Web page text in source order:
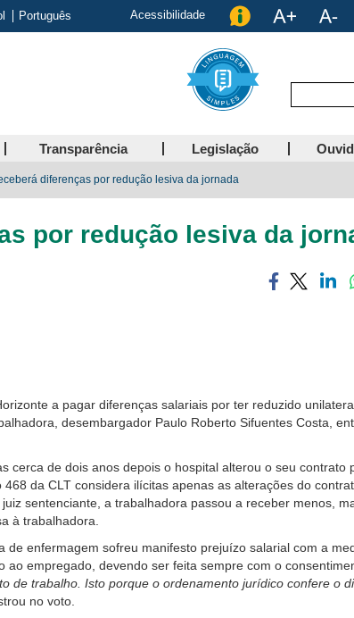
Acessibilidade
Português
Transparência Legislação
diferenças por redução lesiva da jornada
por redução lesiva da
a pagar diferenças salariais por ter reduzido
desembargador Paulo Roberto Sifuentes Costa,
de dois anos depois o hospital alterou o seu contrato
da CLT considera ilícitas apenas as alterações do
sentenciante, a trabalhadora passou a receber menos,
à trabalhadora.
enfermagem sofreu manifesto prejuízo salarial com a
empregado, devendo ser feita sempre com o
de trabalho. Isto porque o ordenamento jurídico confere o
no voto.